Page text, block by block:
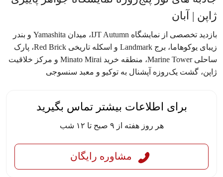
ژاپن | آبان
بازدید تخصصی از نمایشگاه IJT Autumn، میدان Yamashita و بندر
زیبای یوکوهاما، برج Landmark و اسکله تاریخی Red Brick، پارک
ساحلی Marine Tower، منطقه خرید Minato Mirai و مرکز خلاقیت
ژاپن، گشت یک‌روزه آپشنال به توکیو و معبد سنسوجی
برای اطلاعات بیشتر تماس بگیرید
هر روز هفته از ۹ صبح تا ۱۲ شب
مشاوره رایگان